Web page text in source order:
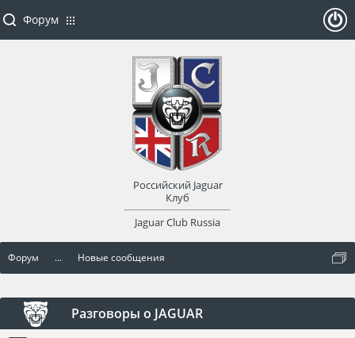
Форум ... Новые сообщения
Разговоры о JAGUAR
Форум
Российский Jaguar
Клуб
Jaguar Club Russia
оват